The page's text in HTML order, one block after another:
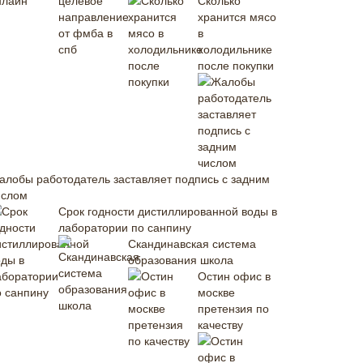
хранится мясо
в
холодильнике
после покупки
работодатель заставляет подпись с задним
Срок годности дистиллированной воды в
лаборатории по санпину
Скандинавская система
образования школа
Остин офис в
москве
претензия по
качеству